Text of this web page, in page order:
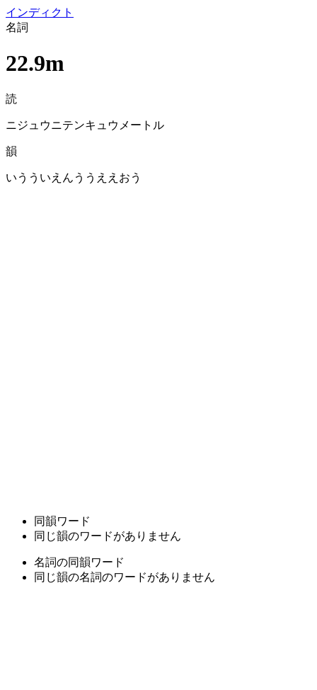
インディクト
名詞
22.9m
読
ニジュウニテンキュウメートル
韻
いうういえんううええおう
同韻ワード
同じ韻のワードがありません
名詞の同韻ワード
同じ韻の名詞のワードがありません